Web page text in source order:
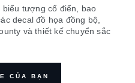
biểu tượng cổ điển, bao
decal đồ họa đồng bộ,
và thiết kế chuyển sắc
CỦA BẠN